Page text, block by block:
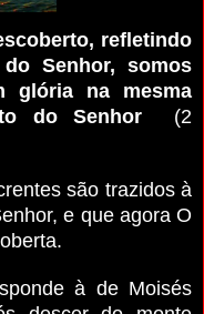
refletindo
Senhor, somos
glória na mesma
do Senhor (2
são trazidos à
e que agora O
à de Moisés